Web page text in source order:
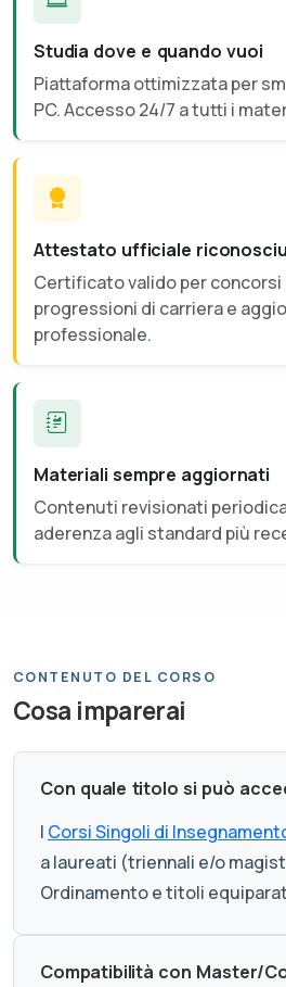
Studia dove e quando vuoi
Piattaforma ottimizzata per
PC. Accesso 24/7 a tutti i
Attestato ufficiale
Certificato valido per concorsi
progressioni di carriera e
professionale.
Materiali sempre aggiornati
Contenuti revisionati
aderenza agli standard più
CONTENUTO DEL CORSO
Cosa imparerai
Con quale titolo si può
I Corsi Singoli di
a laureati (triennali e/o
Ordinamento e titoli
Compatibilità con Master/